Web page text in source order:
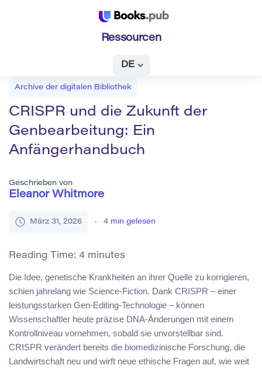
Ressourcen
DE
Archive der digitalen Bibliothek
CRISPR und die Zukunft der
Genbearbeitung: Ein
Anfängerhandbuch
Geschrieben von
Eleanor Whitmore
März 31, 2026 4 min gelesen
Reading Time: 4 minutes
Die Idee, genetische Krankheiten an ihrer Quelle zu korrigieren,
schien jahrelang wie Science-Fiction. Dank CRISPR – einer
leistungsstarken Gen-Editing-Technologie – können
Wissenschaftler heute präzise DNA-Änderungen mit einem
Kontrollniveau vornehmen, sobald sie unvorstellbar sind.
CRISPR verändert bereits die biomedizinische Forschung, die
Landwirtschaft neu und wirft neue ethische Fragen auf, wie weit